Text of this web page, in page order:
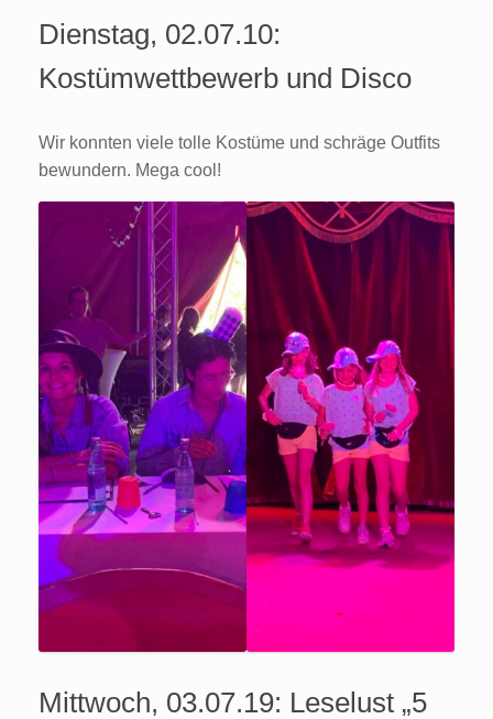
Dienstag, 02.07.10:
Kostümwettbewerb und Disco
Wir konnten viele tolle Kostüme und schräge Outfits
bewundern. Mega cool!
Mittwoch, 03.07.19: Leselust „5